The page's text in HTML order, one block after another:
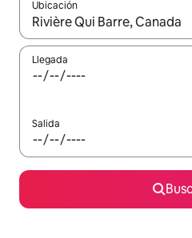
Ubicación
Cuando los resultados estén
Llegada
Salida